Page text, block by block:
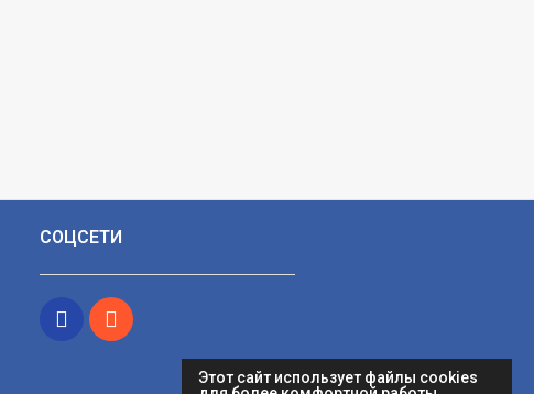
Этот сайт использует файлы cookies
СОЦСЕТИ